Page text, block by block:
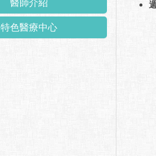
醫師介紹
特色醫療中心